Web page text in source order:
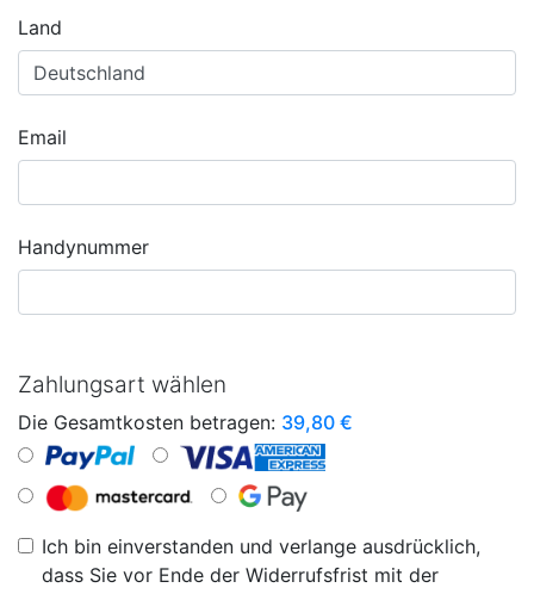
Land
Email
Handynummer
Zahlungsart wählen
Die Gesamtkosten betragen: 39,80 €
Ich bin einverstanden und verlange ausdrücklich,
dass Sie vor Ende der Widerrufsfrist mit der